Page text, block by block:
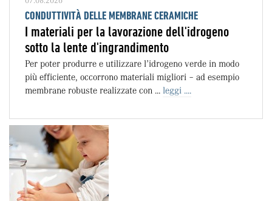
CONDUTTIVITÀ DELLE MEMBRANE CERAMICHE
I materiali per la lavorazione dell'idrogeno
sotto la lente d'ingrandimento
Per poter produrre e utilizzare l’idrogeno verde in modo
più efficiente, occorrono materiali migliori – ad esempio
membrane robuste realizzate con ... leggi ....